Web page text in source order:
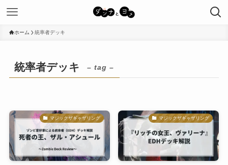
ホーム 統率者デッキ
統率者デッキ – tag –
マジックザギャザリング マジックザギャザリング